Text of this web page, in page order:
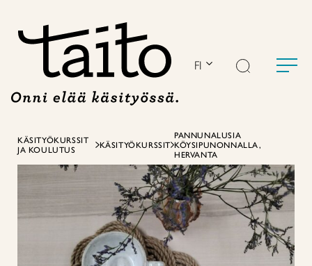
FI
KÄSITYÖKURSSIT
JA KOULUTUS
KÄSITYÖKURSSIT
PANNUNALUSIA
KÖYSIPUNONNALLA,
HERVANTA